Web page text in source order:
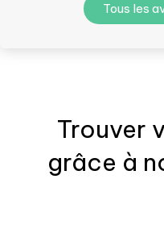
Tous les
Trouver
grâce à